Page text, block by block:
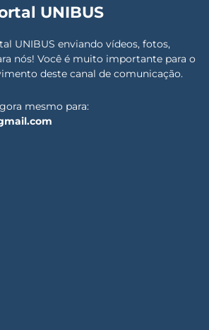
UNIBUS
UNIBUS enviando vídeos, fotos,
nós! Você é muito importante para o
deste canal de comunicação.
mesmo para: